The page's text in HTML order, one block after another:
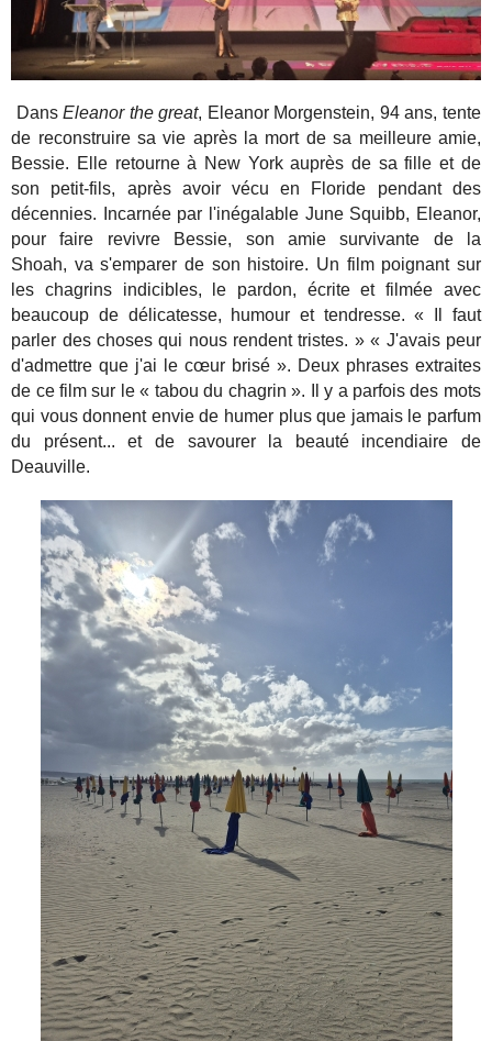
DansEleanor the great, Eleanor Morgenstein, 94 ans, tente
de reconstruire sa vie après la mort de sa meilleure amie,
Bessie. Elle retourne à New York auprès de sa fille et de
son petit-fils, après avoir vécu en Floride pendant des
décennies. Incarnée par l'inégalable June Squibb, Eleanor,
pour faire revivre Bessie, son amie survivante de la
Shoah, va s'emparer de son histoire. Un film poignant sur
les chagrins indicibles, le pardon, écrite et filmée avec
beaucoup de délicatesse, humour et tendresse. « Il faut
parler des choses qui nous rendent tristes. » « J'avais peur
d'admettre que j'ai le cœur brisé ». Deux phrases extraites
de ce film sur le « tabou du chagrin ». Il y a parfois des mots
qui vous donnent envie de humer plus que jamais le parfum
du présent... et de savourer la beauté incendiaire de
Deauville.